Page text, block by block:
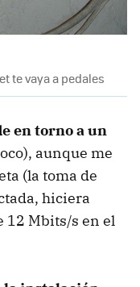
te vaya a pedales
en torno a un
aunque me
(la toma de
hiciera
12 Mbits/s en el